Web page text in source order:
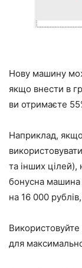
Нову машину
якщо внести в
ви отримаєте
Наприклад,
та інших цілей),
бонусна машина
на 16 000
Використовуйте
для